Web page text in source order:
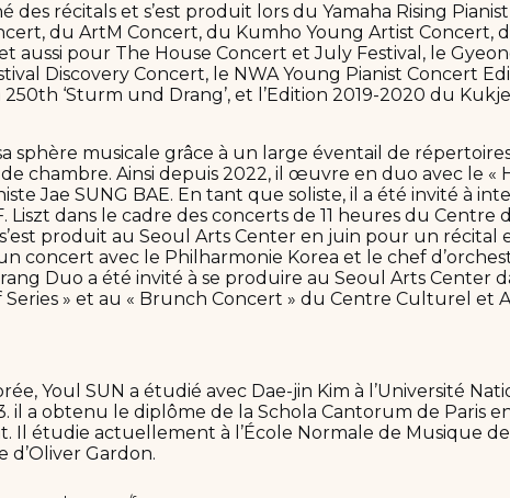
des récitals et s’est produit lors du Yamaha Rising
du ArtM Concert, du Kumho Young Artist Concert,
aussi pour The House Concert et July Festival, le
Discovery Concert, le NWA Young Pianist Concert
‘Sturm und Drang’, et l’Edition 2019-2020 du
sphère musicale grâce à un large éventail de
chambre. Ainsi depuis 2022, il œuvre en duo avec le «
Jae SUNG BAE. En tant que soliste, il a été invité à
Liszt dans le cadre des concerts de 11 heures du Centre
produit au Seoul Arts Center en juin pour un récital
concert avec le Philharmonie Korea et le chef
Duo a été invité à se produire au Seoul Arts Center
Series » et au « Brunch Concert » du Centre Culturel et
Youl SUN a étudié avec Dae-jin Kim à l’Université
il a obtenu le diplôme de la Schola Cantorum de Paris
Il étudie actuellement à l’École Normale de Musique de
d’Oliver Gardon.